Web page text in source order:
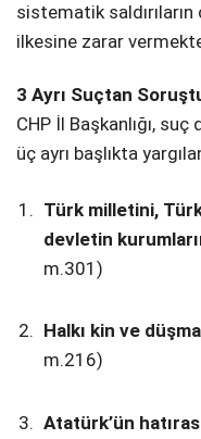
sistematik
ilkesine zarar
3 Ayrı Suçtan
CHP İl Başkanlığı,
üç ayrı başlıkta
Türk milletini,
devletin
m.301)
Halkı kin ve
m.216)
Atatürk’ün